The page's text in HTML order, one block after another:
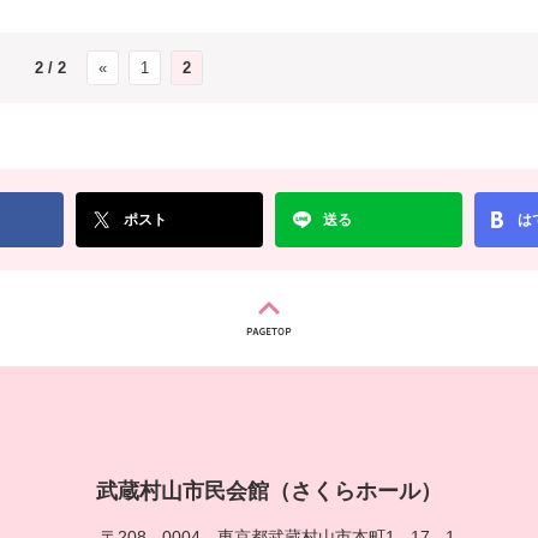
2 / 2 « 1 2
ポスト 送る は
武蔵村山市民会館（さくらホール）